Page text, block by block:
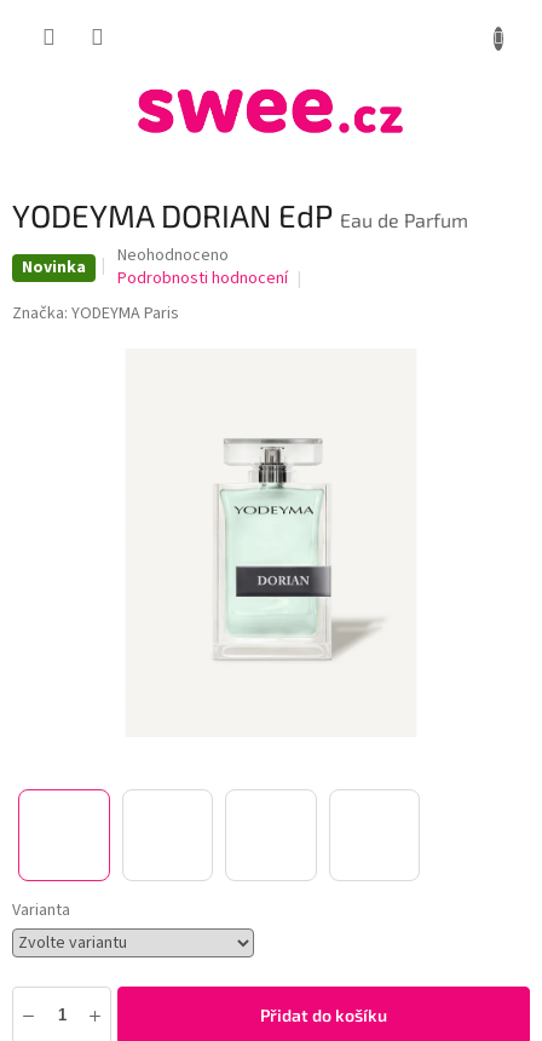
YODEYMA DORIAN EdP Eau de Parfum
Novinka
Průměrné
hodnocení
produktu
je
Neohodnoceno
Podrobnosti hodnocení
Značka: YODEYMA Paris
Varianta
Přidat do košíku